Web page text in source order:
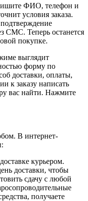
ФИО, телефон и
условия заказа.
СМС. Теперь останется
покупке.
выглядит
форму по
доставки, оплаты,
к заказу написать
вас найти. Нажмите
В интернет-
курьером.
доставки, чтобы
сдачу с любой
получаете